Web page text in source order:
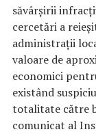
săvârşirii
cercetări a
administraţii
valoare de
economici
existând
totalitate către
comunicat al